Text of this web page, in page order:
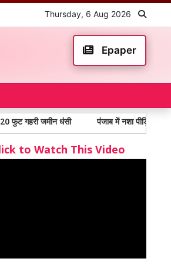
Thursday, 6 Aug 2026
Epaper
जमीन धंसी पंजाब में नशा पीड़ितों में 65% से अधिक
to Watch This Video